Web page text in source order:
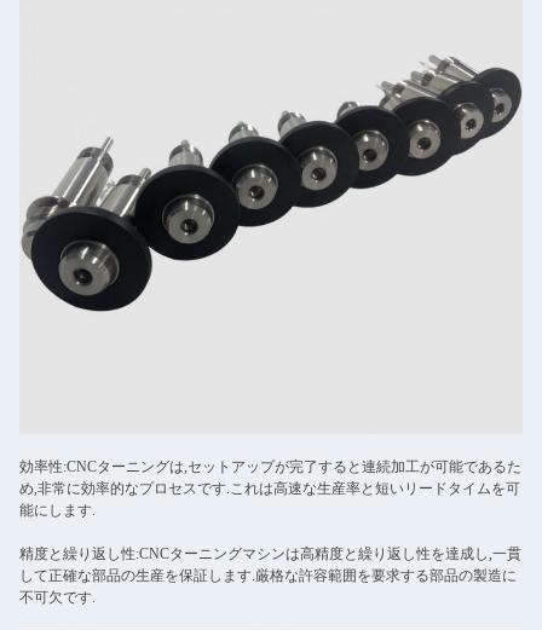
効率性:CNCターニングは,セットアップが完了すると連続加工が可能であるた
め,非常に効率的なプロセスです.これは高速な生産率と短いリードタイムを可
能にします.
精度と繰り返し性:CNCターニングマシンは高精度と繰り返し性を達成し,一貫
して正確な部品の生産を保証します.厳格な許容範囲を要求する部品の製造に
不可欠です.